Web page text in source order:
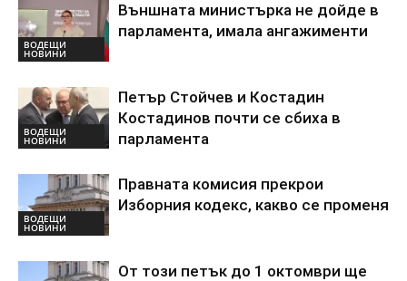
ВОДЕЩИ
НОВИНИ
Външната министърка не дойде в
парламента, имала ангажименти
ВОДЕЩИ
НОВИНИ
Петър Стойчев и Костадин
Костадинов почти се сбиха в
парламента
ВОДЕЩИ
НОВИНИ
Правната комисия прекрои
Изборния кодекс, какво се променя
От този петък до 1 октомври ще